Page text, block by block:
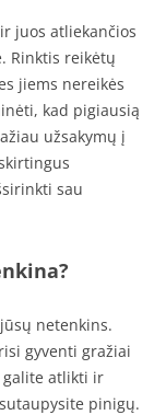
juos atliekančios
Rinktis reikėtų
jiems nereikės
kad pigiausią
užsakymų į
sau
netenkins.
gyventi gražiai
galite atlikti ir
pinigų.